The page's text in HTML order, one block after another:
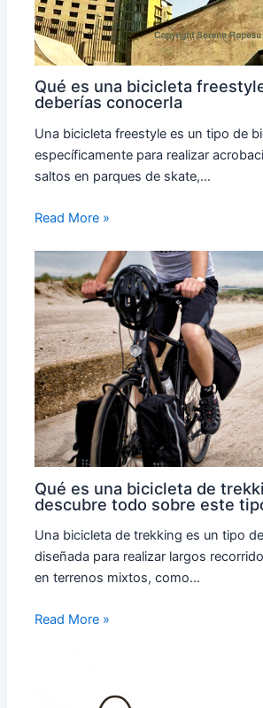
Qué es una bicicleta
deberías conocerla
Una bicicleta freestyle es un tipo de
específicamente para realizar
saltos en parques de skate,…
Read More »
Qué es una bicicleta de
descubre todo sobre este
Una bicicleta de trekking es un tipo
diseñada para realizar largos
en terrenos mixtos, como…
Read More »